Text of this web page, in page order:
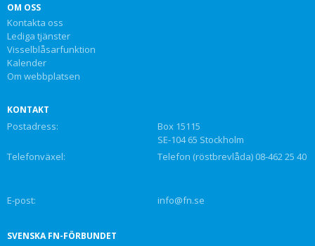
OM OSS
Kontakta oss
Lediga tjänster
Visselblåsarfunktion
Kalender
Om webbplatsen
KONTAKT
Postadress:
Box 15115
SE-104 65 Stockholm
Telefonväxel:
Telefon (röstbrevlåda) 08-462 25 40
E-post: info@fn.se
SVENSKA FN-FÖRBUNDET